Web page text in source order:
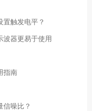
触发电平？
波器更易于使用
指南
噪比？